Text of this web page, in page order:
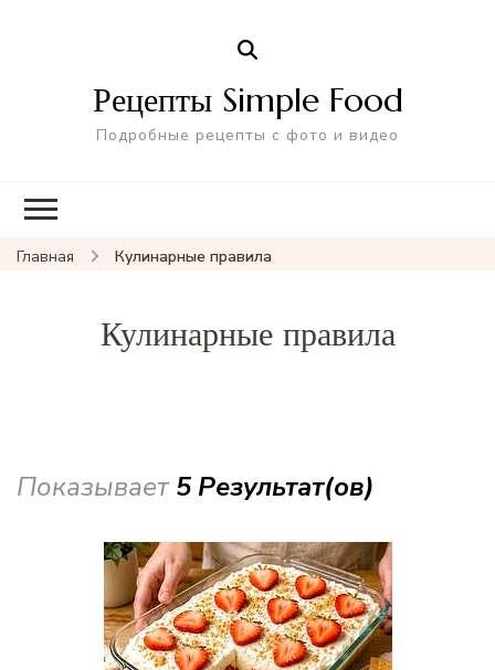
Рецепты Simple Food
Подробные рецепты с фото и видео
Главная Кулинарные правила
Кулинарные правила
Показывает5 Результат(ов)